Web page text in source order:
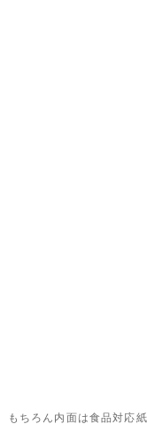
ちろん内面は食品対応紙